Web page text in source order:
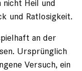
Heil und
und Ratlosigkeit.
an der
Ursprünglich
Versuch, ein